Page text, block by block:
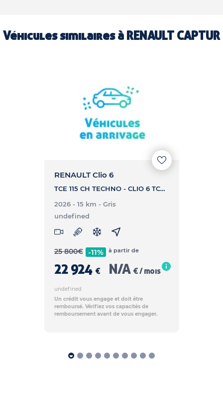
Véhicules similaires à RENAULT CAPTUR
RENAULT Clio 6
TCE 115 CH TECHNO - CLIO 6 TCE 115 CH TECHNO
2026 - 15 km - Gris
undefined
25 800€ -11%
22 924 €
à partir de
N/A € / mois
undefined
Un crédit vous engage et doit être
remboursé. Vérifiez vos capacités de
remboursement avant de vous engager.